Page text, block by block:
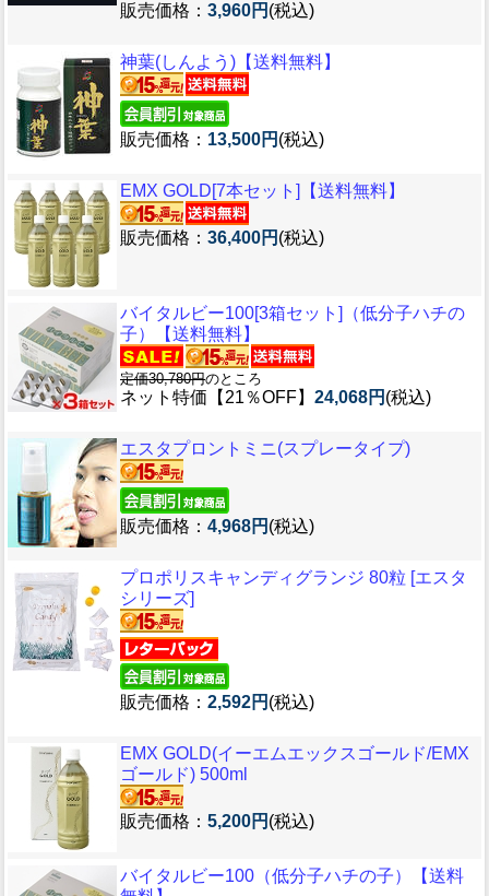
販売価格： 3,960円 (税込)
神葉(しんよう)【送料無料】
販売価格： 13,500円 (税込)
EMX GOLD[7本セット]【送料無料】
販売価格： 36,400円 (税込)
バイタルビー100[3箱セット]（低分子ハチの
子）【送料無料】
定価30,780円のところ
ネット特価【21％OFF】 24,068円 (税込)
エスタプロントミニ(スプレータイプ)
販売価格： 4,968円 (税込)
プロポリスキャンディグランジ 80粒 [エスタ
シリーズ]
販売価格： 2,592円 (税込)
EMX GOLD(イーエムエックスゴールド/EMX
ゴールド) 500ml
販売価格： 5,200円 (税込)
バイタルビー100（低分子ハチの子）【送料